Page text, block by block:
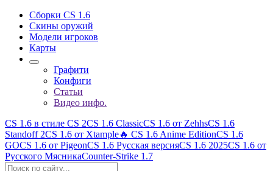
Сборки CS 1.6
Скины оружий
Модели игроков
Карты
Графити
Конфиги
Статьи
Видео инфо.
CS 1.6 в стиле CS 2CS 1.6 ClassicCS 1.6 от ZehhsCS 1.6
Standoff 2CS 1.6 от Xtample🔥 CS 1.6 Anime EditionCS 1.6
GOCS 1.6 от PigeonCS 1.6 Русская версияCS 1.6 2025CS 1.6 от
Русского МясникаCounter-Strike 1.7